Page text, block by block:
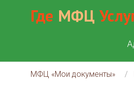
Где МФЦ
МФЦ «Мои документы»